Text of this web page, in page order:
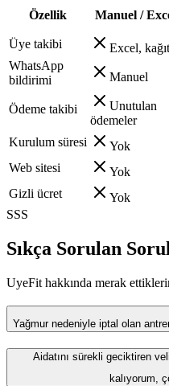
Özellik Manuel /
Üye takibi Excel, kağıt
WhatsApp
bildirimi
Manuel
Ödeme takibi
Unutulan
ödemeler
Kurulum süresi
Yok
Web sitesi
Yok
Gizli ücret
Yok
SSS
Sıkça Sorulan
UyeFit hakkında merak
Yağmur nedeniyle iptal olan
Aidatını sürekli geciktiren
kalıyorum,